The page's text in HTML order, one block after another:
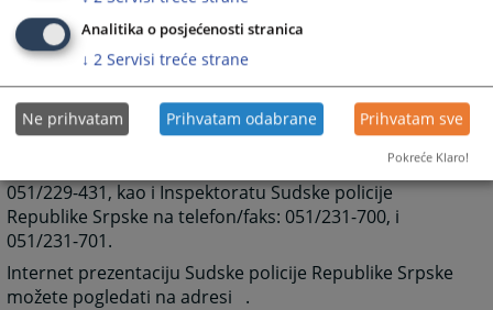
odgovarajućom opremom.
Za sve potrebne informacije u vezi obavljanja poslova i
zadataka Sudske policije Republike Srpske, kao i
davanja primjedbi i sugestija za unapređenje i
poboljšanje rada možete se obratiti putem e-maila
isp.rs@pravosudje.baili putem telefona Direktora
Sudske policije Republike Srpske: 051/229-430, tel/fax.
051/229-431, kao i Inspektoratu Sudske policije
Republike Srpske na telefon/faks: 051/231-700, i
051/231-701.
Internet prezentaciju Sudske policije Republike Srpske
možete pogledati na adresi
.
Analitika o posjećenosti stranica
↓ 2 Servisi treće strane
Ne prihvatam Prihvatam odabrane Prihvatam sve
Pokreće Klaro!